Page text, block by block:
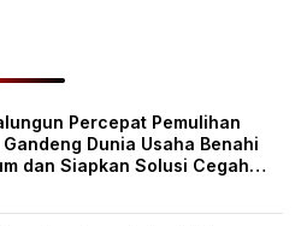
Percepat Pemulihan
Dunia Usaha Benahi
dan Siapkan Solusi Cegah